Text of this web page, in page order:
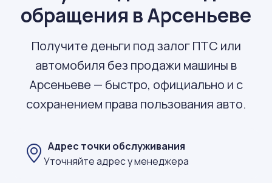
обращения в Арсеньеве
Получите деньги под залог ПТС или
автомобиля без продажи машины в
Арсеньеве — быстро, официально и с
сохранением права пользования авто.
Адрес точки обслуживания
Уточняйте адрес у менеджера